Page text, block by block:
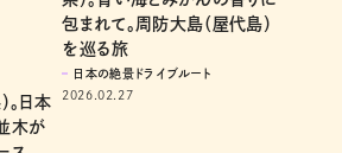
。日本
木が
包まれて。周防大島（屋代島）
を巡る旅
日本の絶景ドライブルート
2026.02.27